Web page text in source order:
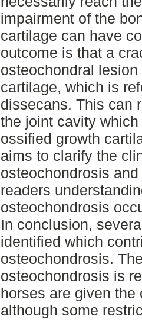
impairment of the
cartilage can have
outcome is that a
osteochondral
cartilage, which is
dissecans. This can
the joint cavity
ossified growth
aims to clarify the
osteochondrosis
readers
osteochondrosis
In conclusion,
identified which
osteochondrosis.
osteochondrosis is
horses are given the
although some